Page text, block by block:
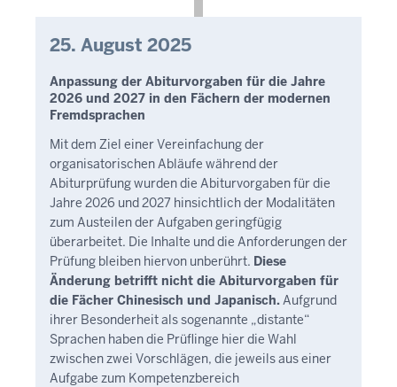
25. August 2025
Anpassung der Abiturvorgaben für die Jahre
2026 und 2027 in den Fächern der modernen
Fremdsprachen
Mit dem Ziel einer Vereinfachung der
organisatorischen Abläufe während der
Abiturprüfung wurden die Abiturvorgaben für die
Jahre 2026 und 2027 hinsichtlich der Modalitäten
zum Austeilen der Aufgaben geringfügig
überarbeitet. Die Inhalte und die Anforderungen der
Prüfung bleiben hiervon unberührt. Diese
Änderung betrifft nicht die Abiturvorgaben für
die Fächer Chinesisch und Japanisch.Aufgrund
ihrer Besonderheit als sogenannte „distante“
Sprachen haben die Prüflinge hier die Wahl
zwischen zwei Vorschlägen, die jeweils aus einer
Aufgabe zum Kompetenzbereich